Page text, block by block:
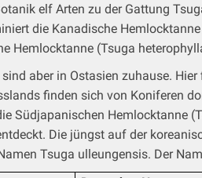
elf Arten zu der Gattung
die Kanadische
Hemlocktanne (Tsuga
aber in Ostasien zuhause.
finden sich von Koniferen
Südjapanischen Hemlocktanne
Die jüngst auf der
Tsuga ulleungensis. Der